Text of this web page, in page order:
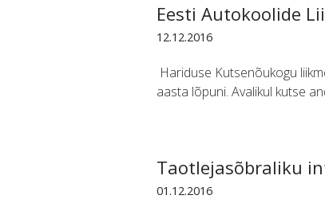
Eesti Autokoolide
12.12.2016
Hariduse Kutsenõukogu
aasta lõpuni. Avalikul kutse
Taotlejasõbraliku
01.12.2016